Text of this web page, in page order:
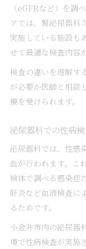
（eGFRなど）を調
アでは、腎泌尿器科
実施している施設も
せて最適な検査内容
検査の違いを理解す
が必要か医師と相談
療を受けられます。
泌尿器科での性病
泌尿器科では、性感
血が行われます。こ
検体で調べる感染症
肝炎など血液検査に
るためです。
小金井市内の泌尿器
境で性病検査が実施